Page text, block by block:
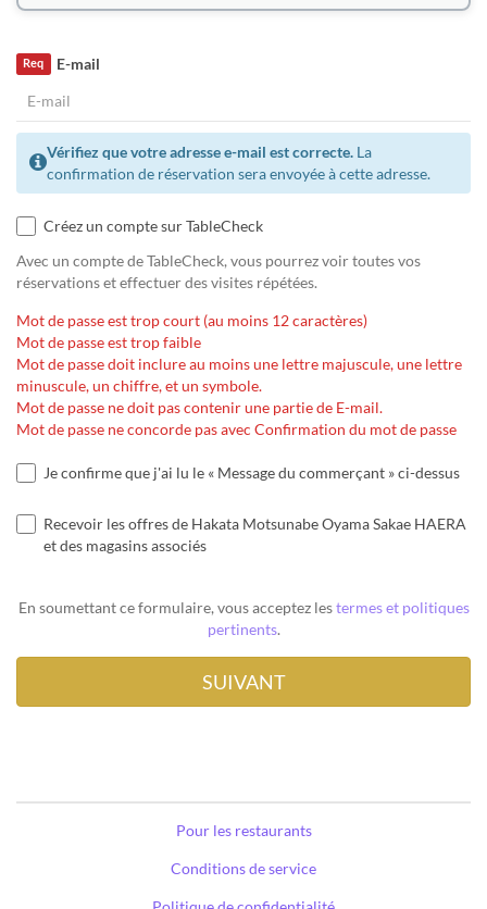
E-mail
Req
Vérifiez que votre adresse e-mail est correcte. La
confirmation de réservation sera envoyée à cette adresse.
Créez un compte sur TableCheck
Avec un compte de TableCheck, vous pourrez voir toutes vos
réservations et effectuer des visites répétées.
Mot de passe est trop court (au moins 12 caractères)
Mot de passe est trop faible
Mot de passe doit inclure au moins une lettre majuscule, une lettre
minuscule, un chiffre, et un symbole.
Mot de passe ne doit pas contenir une partie de E-mail.
Mot de passe ne concorde pas avec Confirmation du mot de passe
Je confirme que j'ai lu le « Message du commerçant » ci-dessus
Recevoir les offres de Hakata Motsunabe Oyama Sakae HAERA
et des magasins associés
En soumettant ce formulaire, vous acceptez lestermes et politiques
pertinents.
Pour les restaurants
Conditions de service